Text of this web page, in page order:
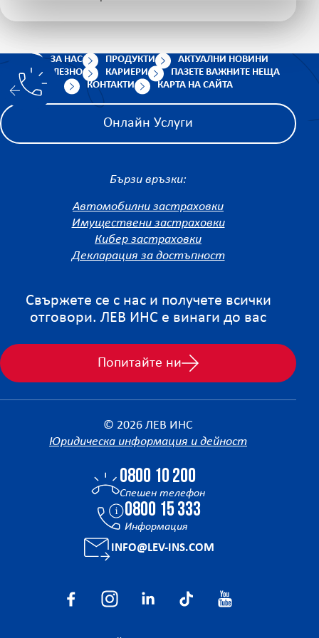
ЗА НАС ПРОДУКТИ
АКТУАЛНИ НОВИНИ
ПОЛЕЗНО
КАРИЕРИ
ПАЗЕТЕ ВАЖНИТЕ НЕЩА
КОНТАКТИ
КАРТА НА САЙТА
Онлайн Услуги
Бързи връзки:
Автомобилни застраховки
Имуществени застраховки
Кибер застраховки
Декларация за достъпност
Свържете се с нас и получете всички
отговори. ЛЕВ ИНС е винаги до вас
Попитайте ни
© 2026 ЛЕВ ИНС
Юридическа информация и дейност
0800 10 200
Спешен телефон
0800 15 333
Информация
INFO@LEV-INS.COM
FacebookInstagramLinkedinTiktok YouTube